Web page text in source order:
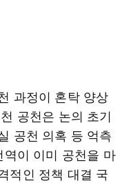
과정이 혼탁 양상
공천은 논의 초기
공천 의혹 등 억측
이 이미 공천을 마
적인 정책 대결 국